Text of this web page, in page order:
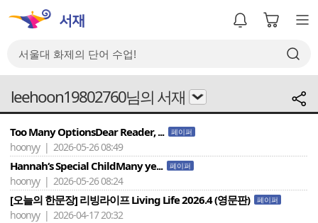
leehoon19802760님의 서재
Too Many OptionsDear Reader, ... 페이퍼
hoonyy | 2026-05-26 08:49
Hannah‘s Special ChildMany ye... 페이퍼
hoonyy | 2026-05-26 08:24
[오늘의 한문장] 리빙라이프 Living Life 2026.4 (영문판) 페이퍼
hoonyy | 2026-04-17 20:32